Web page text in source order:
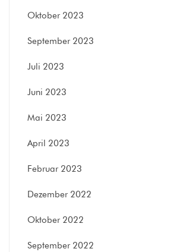
Oktober 2023
September 2023
Juli 2023
Juni 2023
Mai 2023
April 2023
Februar 2023
Dezember 2022
Oktober 2022
September 2022